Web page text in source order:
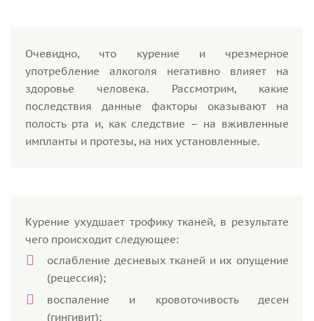
Очевидно, что курение и чрезмерное
употребление алкоголя негативно влияет на
здоровье человека. Рассмотрим, какие
последствия данные факторы оказывают на
полость рта и, как следствие – на вживленные
импланты и протезы, на них установленные.
Курение ухудшает трофику тканей, в результате
чего происходит следующее:
ослабление десневых тканей и их опущение
(рецессия);
воспаление и кровоточивость десен
(гингивит);